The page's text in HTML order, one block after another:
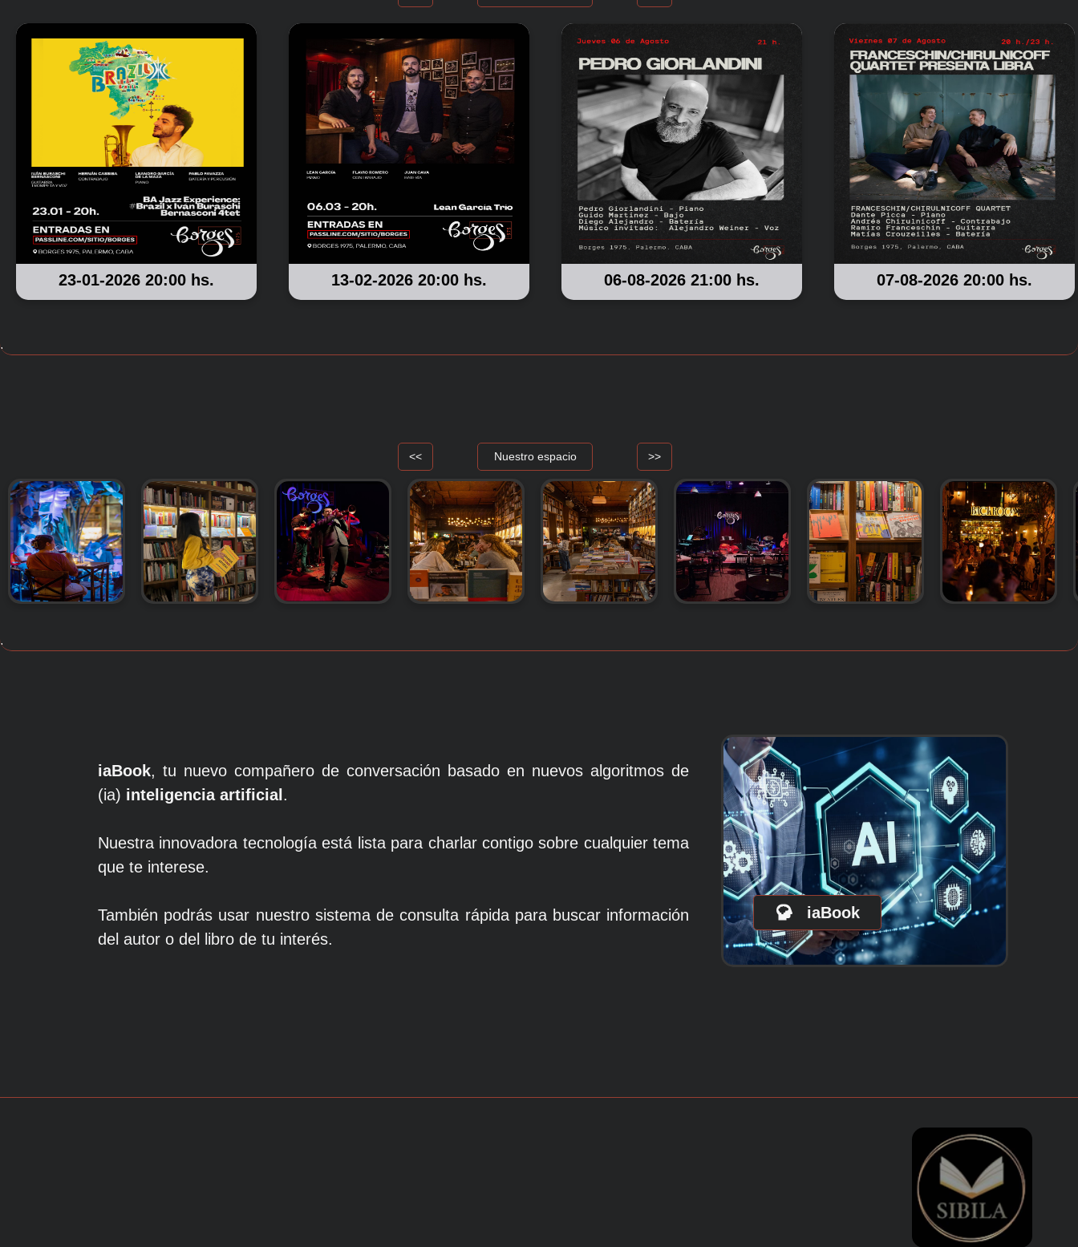
23-01-2026 20:00 hs. 13-02-2026 20:00 hs. 06-08-2026 21:00 hs. 07-08-2026 20:00 hs.
.
<< Nuestro espacio >>
.
iaBook, tu nuevo compañero de conversación basado en nuevos algoritmos de
(ia) inteligencia artificial .
Nuestra innovadora tecnología está lista para charlar contigo sobre cualquier tema
que te interese.
También podrás usar nuestro sistema de consulta rápida para buscar información
del autor o del libro de tu interés.
iaBook